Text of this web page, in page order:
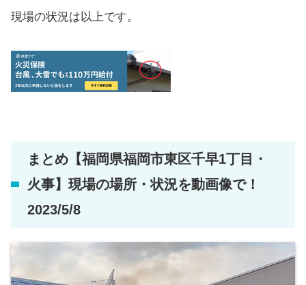
現場の状況は以上です。
まとめ【福岡県福岡市東区千早1丁目・
火事】現場の場所・状況を動画像で！
2023/5/8